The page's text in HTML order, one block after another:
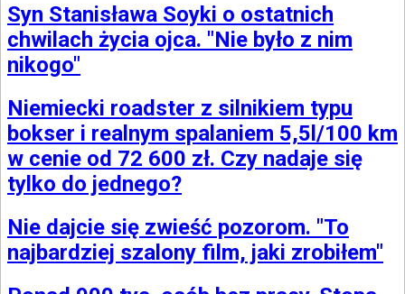
Syn Stanisława Soyki o ostatnich
chwilach życia ojca. "Nie było z nim
nikogo"
Niemiecki roadster z silnikiem typu
bokser i realnym spalaniem 5,5l/100 km
w cenie od 72 600 zł. Czy nadaje się
tylko do jednego?
Nie dajcie się zwieść pozorom. "To
najbardziej szalony film, jaki zrobiłem"